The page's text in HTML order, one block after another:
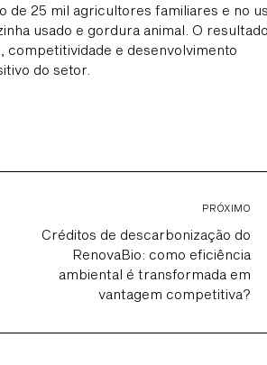
de 25 mil agricultores familiares e no
usado e gordura animal. O
competitividade e desenvolvimento
do setor.
PRÓXIMO
Créditos de descarbonização do
RenovaBio: como eficiência
ambiental é transformada em
vantagem competitiva?